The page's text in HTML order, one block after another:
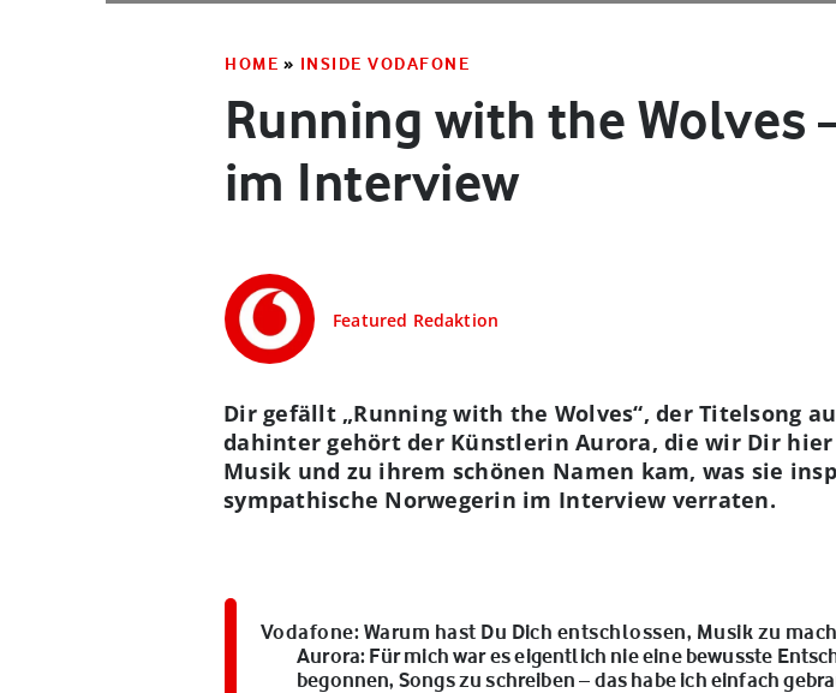
HOME » INSIDE VODAFONE
Running with the Wolves
im Interview
Featured Redaktion
Dir gefällt „Running with the Wolves“, der Titelsong
dahinter gehört der Künstlerin Aurora, die wir Dir
Musik und zu ihrem schönen Namen kam, was sie
sympathische Norwegerin im Interview verraten.
Vodafone: Warum hast Du Dich entschlossen, Musik zu
Aurora: Für mich war es eigentlich nie eine bewusste
begonnen, Songs zu schreiben – das habe ich einfach